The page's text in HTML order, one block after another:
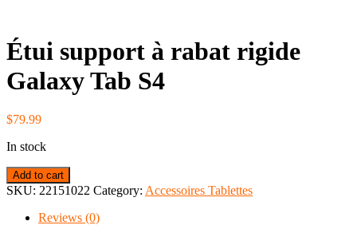
Étui support à rabat rigide
Galaxy Tab S4
$79.99
In stock
Étui
support
rabat
Add to cart
SKU: 22151022 Category: Accessoires Tablettes
Reviews (0)